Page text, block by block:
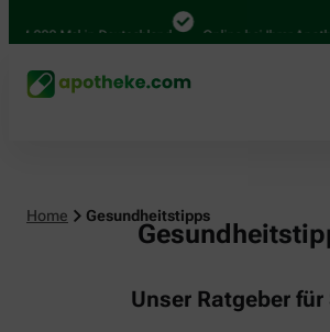
Mal in Deutschland Online bei Ihrer Apotheke
Home Gesundheitstipps
Unser Ratgeber für